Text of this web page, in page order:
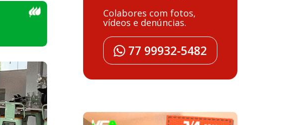
Colabores com fotos,
vídeos e denúncias.
77 99932-5482